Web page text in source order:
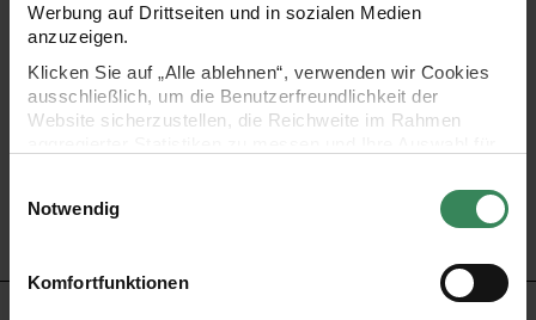
Werbung auf Drittseiten und in sozialen Medien
anzuzeigen.
Klicken Sie auf „Alle ablehnen“, verwenden wir Cookies
ausschließlich, um die Benutzerfreundlichkeit der
Website sicherzustellen, die Reichweite im Rahmen
Ihre Einwilligung ist freiwillig und kann jederzeit über den
Link „Cookie-Einstellungen“ im Fußbereich der Seite
verwendeten Technologien und den Empfängern der
Daten finden Sie in unserer Datenschutzerklärung.
Notwendig
Komfortfunktionen
eignen sie sich perfekt für kreative Stickprojekte, wie
- runde Untersetzer zum Besticken
- Größe: Ø 20 cm